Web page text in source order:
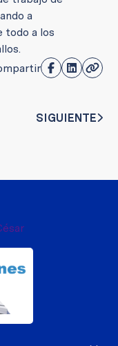
a
todo a los
SIGUIENTE